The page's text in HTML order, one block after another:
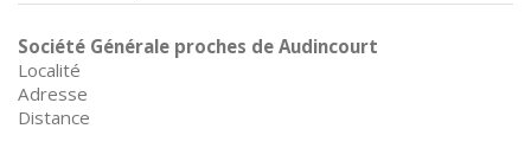
Société Générale proches de Audincourt
Localité
Adresse
Distance